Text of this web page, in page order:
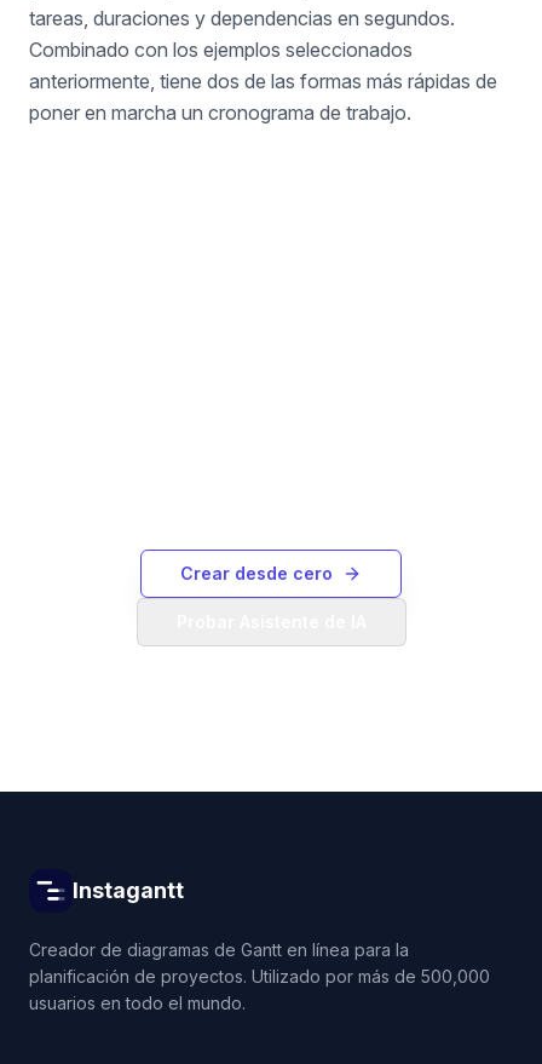
tareas, duraciones y dependencias en segundos.
Combinado con los ejemplos seleccionados
anteriormente, tiene dos de las formas más rápidas de
poner en marcha un cronograma de trabajo.
Crear desde cero
Instagantt
Creador de diagramas de Gantt en línea para la
planificación de proyectos. Utilizado por más de 500,000
usuarios en todo el mundo.